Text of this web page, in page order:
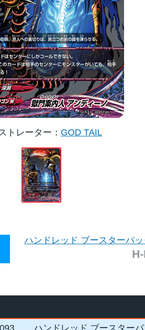
トレーター GOD TAIL
ハンドレッド ブースターパ
ハンドレッド ブースター